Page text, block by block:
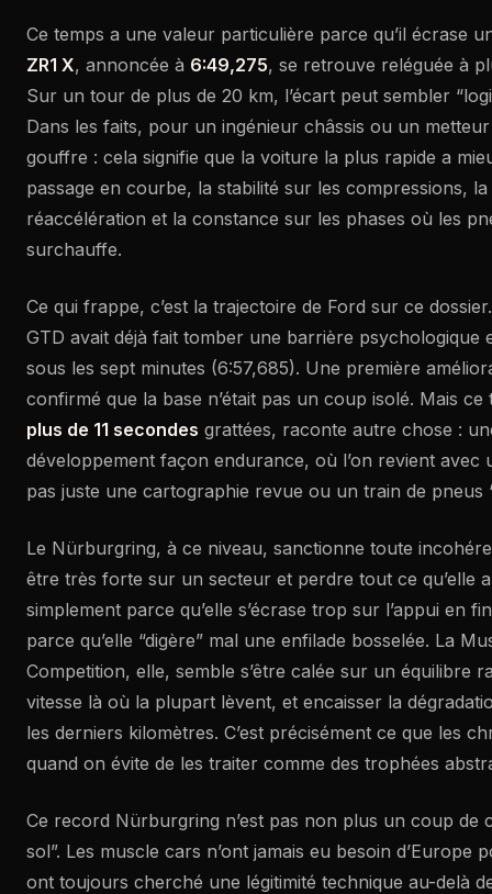
Ce temps a une valeur particulière parce qu’il écrase
ZR1 X, annoncée à 6:49,275, se retrouve reléguée à
Sur un tour de plus de 20 km, l’écart peut sembler
Dans les faits, pour un ingénieur châssis ou un
gouffre : cela signifie que la voiture la plus rapide a
passage en courbe, la stabilité sur les compressions,
réaccélération et la constance sur les phases où les
surchauffe.
Ce qui frappe, c’est la trajectoire de Ford sur ce
GTD avait déjà fait tomber une barrière psychologique
sous les sept minutes (6:57,685). Une première
confirmé que la base n’était pas un coup isolé. Mais ce
plus de 11 secondes grattées, raconte autre chose :
développement façon endurance, où l’on revient avec
pas juste une cartographie revue ou un train de pneus
Le Nürburgring, à ce niveau, sanctionne toute
être très forte sur un secteur et perdre tout ce qu’elle
simplement parce qu’elle s’écrase trop sur l’appui en
parce qu’elle “digère” mal une enfilade bosselée. La
Competition, elle, semble s’être calée sur un équilibre
vitesse là où la plupart lèvent, et encaisser la
les derniers kilomètres. C’est précisément ce que les
quand on évite de les traiter comme des trophées
Ce record Nürburgring n’est pas non plus un coup de
sol”. Les muscle cars n’ont jamais eu besoin d’Europe
ont toujours cherché une légitimité technique au-delà